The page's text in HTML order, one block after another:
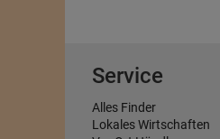
Service
Alles Finder
Lokales Wirtschaften